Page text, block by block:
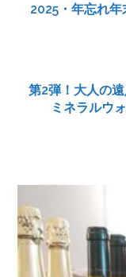
2025・年忘れ
第2弾！大人の
ミネラルウ